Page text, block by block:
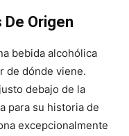
Origen
bebida alcohólica
de dónde viene.
debajo de la
para su historia de
excepcionalmente